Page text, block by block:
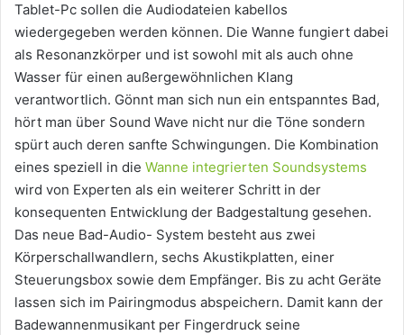
Tablet-Pc sollen die Audiodateien kabellos
wiedergegeben werden können. Die Wanne fungiert dabei
als Resonanzkörper und ist sowohl mit als auch ohne
Wasser für einen außergewöhnlichen Klang
verantwortlich. Gönnt man sich nun ein entspanntes Bad,
hört man über Sound Wave nicht nur die Töne sondern
spürt auch deren sanfte Schwingungen. Die Kombination
eines speziell in die Wanne integrierten Soundsystems
wird von Experten als ein weiterer Schritt in der
konsequenten Entwicklung der Badgestaltung gesehen.
Das neue Bad-Audio- System besteht aus zwei
Körperschallwandlern, sechs Akustikplatten, einer
Steuerungsbox sowie dem Empfänger. Bis zu acht Geräte
lassen sich im Pairingmodus abspeichern. Damit kann der
Badewannenmusikant per Fingerdruck seine